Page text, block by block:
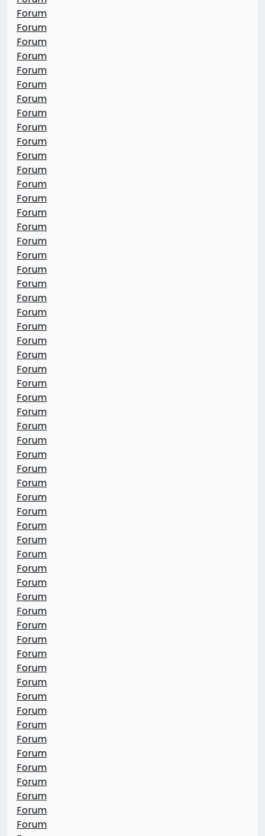
Forum
Forum
Forum
Forum
Forum
Forum
Forum
Forum
Forum
Forum
Forum
Forum
Forum
Forum
Forum
Forum
Forum
Forum
Forum
Forum
Forum
Forum
Forum
Forum
Forum
Forum
Forum
Forum
Forum
Forum
Forum
Forum
Forum
Forum
Forum
Forum
Forum
Forum
Forum
Forum
Forum
Forum
Forum
Forum
Forum
Forum
Forum
Forum
Forum
Forum
Forum
Forum
Forum
Forum
Forum
Forum
Forum
Forum